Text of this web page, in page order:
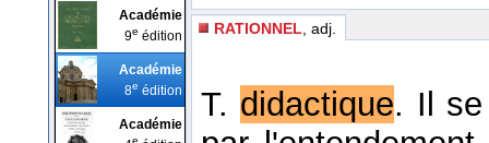
Académie
9e édition
Académie
8e édition
Académie
e
RATIONNEL , adj.
T. didactique. Il